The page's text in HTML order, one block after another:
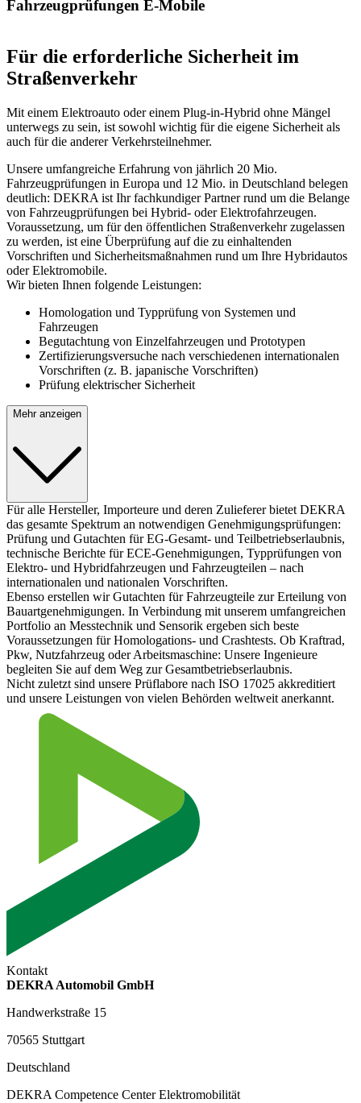
Fahrzeugprüfungen E-Mobile
Für die erforderliche Sicherheit im
Straßenverkehr
Mit einem Elektroauto oder einem Plug-in-Hybrid ohne Mängel
unterwegs zu sein, ist sowohl wichtig für die eigene Sicherheit als
auch für die anderer Verkehrsteilnehmer.
Unsere umfangreiche Erfahrung von jährlich 20 Mio.
Fahrzeugprüfungen in Europa und 12 Mio. in Deutschland belegen
deutlich: DEKRA ist Ihr fachkundiger Partner rund um die Belange
von Fahrzeugprüfungen bei Hybrid- oder Elektrofahrzeugen.
Voraussetzung, um für den öffentlichen Straßenverkehr zugelassen
zu werden, ist eine Überprüfung auf die zu einhaltenden
Vorschriften und Sicherheitsmaßnahmen rund um Ihre Hybridautos
oder Elektromobile.
Wir bieten Ihnen folgende Leistungen:
Homologation und Typprüfung von Systemen und
Fahrzeugen
Begutachtung von Einzelfahrzeugen und Prototypen
Zertifizierungsversuche nach verschiedenen internationalen
Vorschriften (z. B. japanische Vorschriften)
Prüfung elektrischer Sicherheit
Mehr anzeigen
Für alle Hersteller, Importeure und deren Zulieferer bietet DEKRA
das gesamte Spektrum an notwendigen Genehmigungsprüfungen:
Prüfung und Gutachten für EG-Gesamt- und Teilbetriebserlaubnis,
technische Berichte für ECE-Genehmigungen, Typprüfungen von
Elektro- und Hybridfahrzeugen und Fahrzeugteilen – nach
internationalen und nationalen Vorschriften.
Ebenso erstellen wir Gutachten für Fahrzeugteile zur Erteilung von
Bauartgenehmigungen. In Verbindung mit unserem umfangreichen
Portfolio an Messtechnik und Sensorik ergeben sich beste
Voraussetzungen für Homologations- und Crashtests. Ob Kraftrad,
Pkw, Nutzfahrzeug oder Arbeitsmaschine: Unsere Ingenieure
begleiten Sie auf dem Weg zur Gesamtbetriebserlaubnis.
Nicht zuletzt sind unsere Prüflabore nach ISO 17025 akkreditiert
und unsere Leistungen von vielen Behörden weltweit anerkannt.
Kontakt
DEKRA Automobil GmbH
Handwerkstraße 15
70565 Stuttgart
Deutschland
DEKRA Competence Center Elektromobilität